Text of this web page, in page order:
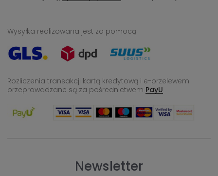
Wysyłka realizowana jest za pomocą:
Rozliczenia transakcji kartą kredytową i e-przelewem
przeprowadzane są za pośrednictwem PayU
Newsletter